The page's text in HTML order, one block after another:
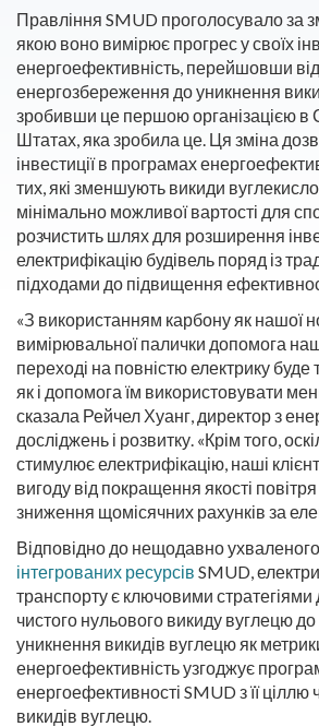
Правління SMUD проголосувало за
якою воно вимірює прогрес у своїх
енергоефективність, перейшовши від
енергозбереження до уникнення
зробивши це першою організацією в
Штатах, яка зробила це. Ця зміна
інвестиції в програмах
тих, які зменшують викиди
мінімально можливої вартості для
розчистить шлях для розширення
електрифікацію будівель поряд із
підходами до підвищення
«З використанням карбону як нашої
вимірювальної палички допомога
переході на повністю електрику
як і допомога їм використовувати
сказала Рейчел Хуанг, директор з
досліджень і розвитку. «Крім того,
стимулює електрифікацію, наші
вигоду від покращення якості
зниження щомісячних рахунків за
Відповідно до нещодавно ухваленого
інтегрованих ресурсів SMUD,
транспорту є ключовими стратегіями
чистого нульового викиду вуглецю
уникнення викидів вуглецю як
енергоефективність узгоджує
енергоефективності SMUD з її ціллю
викидів вуглецю.